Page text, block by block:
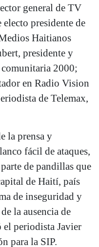
general de TV
presidente de
Haitianos
presidente y
2000;
en Radio Vision
de Telemax,
la prensa y
fácil de ataques,
de pandillas que
de Haití, país
de inseguridad y
la ausencia de
el periodista Javier
para la SIP.